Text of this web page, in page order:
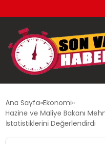
SIYASET
Ana Sayfa Ekonomi
Hazine ve Maliye Bakanı
İstatistiklerini Değerlendirdi